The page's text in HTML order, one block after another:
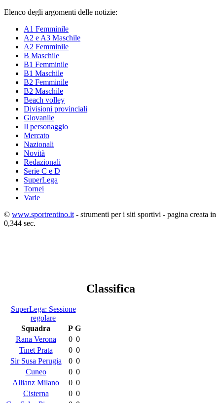
Elenco degli argomenti delle notizie:
A1 Femminile
A2 e A3 Maschile
A2 Femminile
B Maschile
B1 Femminile
B1 Maschile
B2 Femminile
B2 Maschile
Beach volley
Divisioni provinciali
Giovanile
Il personaggio
Mercato
Nazionali
Novità
Redazionali
Serie C e D
SuperLega
Tornei
Varie
© www.sportrentino.it - strumenti per i siti sportivi - pagina creata in
0,344 sec.
Classifica
SuperLega: Sessione
regolare
Squadra
P G
Rana Verona
0 0
Tinet Prata
0 0
Sir Susa Perugia
0 0
Cuneo
0 0
Allianz Milano
0 0
Cisterna
0 0